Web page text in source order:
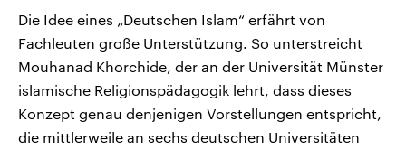
Die Idee eines „Deutschen Islam“ erfährt von
Fachleuten große Unterstützung. So unterstreicht
Mouhanad Khorchide, der an der Universität Münster
islamische Religionspädagogik lehrt, dass dieses
Konzept genau denjenigen Vorstellungen entspricht,
die mittlerweile an sechs deutschen Universitäten